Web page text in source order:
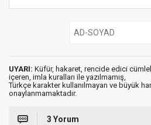
UYARI: Küfür, hakaret, rencide edici
içeren, imla kuralları ile yazılmamış,
Türkçe karakter kullanılmayan ve büyük
onaylanmamaktadır.
3 Yorum